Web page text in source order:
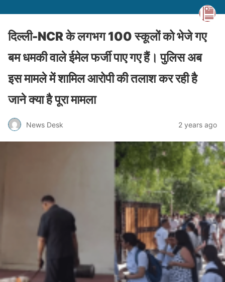
दिल्ली-NCR के लगभग 100 स्कूलों को भेजे गए
बम धमकी वाले ईमेल फर्जी पाए गए हैं। पुलिस अब
इस मामले में शामिल आरोपी की तलाश कर रही है
जाने क्या है पूरा मामला
News Desk 2 years ago